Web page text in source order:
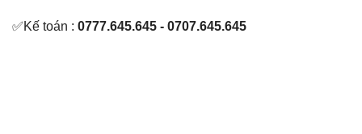
✅Kế toán : 0777.645.645 - 0707.645.645